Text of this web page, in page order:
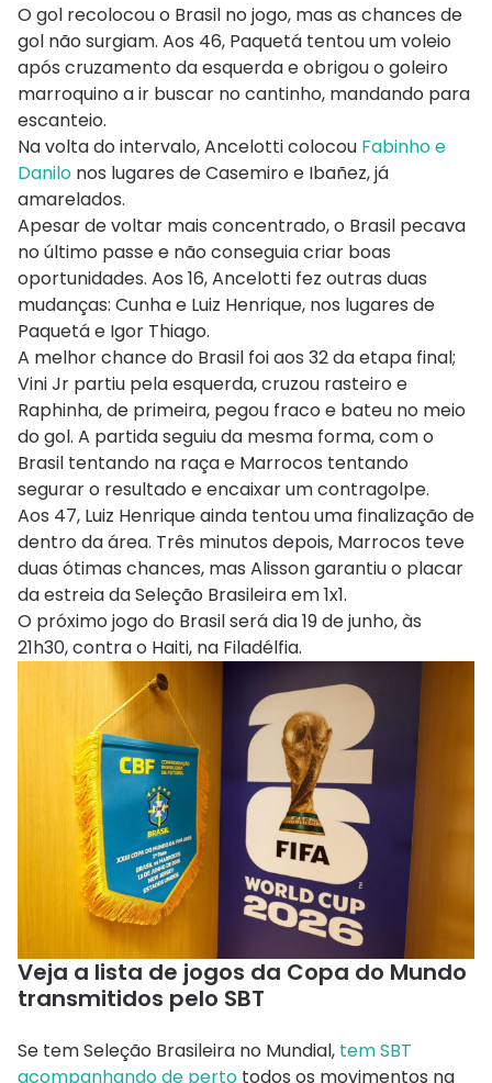
O gol recolocou o Brasil no jogo, mas as chances de
gol não surgiam. Aos 46, Paquetá tentou um voleio
após cruzamento da esquerda e obrigou o goleiro
marroquino a ir buscar no cantinho, mandando para
escanteio.
Na volta do intervalo, Ancelotti colocou Fabinho e
Danilo nos lugares de Casemiro e Ibañez, já
amarelados.
Apesar de voltar mais concentrado, o Brasil pecava
no último passe e não conseguia criar boas
oportunidades. Aos 16, Ancelotti fez outras duas
mudanças: Cunha e Luiz Henrique, nos lugares de
Paquetá e Igor Thiago.
A melhor chance do Brasil foi aos 32 da etapa final;
Vini Jr partiu pela esquerda, cruzou rasteiro e
Raphinha, de primeira, pegou fraco e bateu no meio
do gol. A partida seguiu da mesma forma, com o
Brasil tentando na raça e Marrocos tentando
segurar o resultado e encaixar um contragolpe.
Aos 47, Luiz Henrique ainda tentou uma finalização de
dentro da área. Três minutos depois, Marrocos teve
duas ótimas chances, mas Alisson garantiu o placar
da estreia da Seleção Brasileira em 1x1.
O próximo jogo do Brasil será dia 19 de junho, às
21h30, contra o Haiti, na Filadélfia.
Veja a lista de jogos da Copa do Mundo
transmitidos pelo SBT
Se tem Seleção Brasileira no Mundial, tem SBT
acompanhando de perto todos os movimentos na